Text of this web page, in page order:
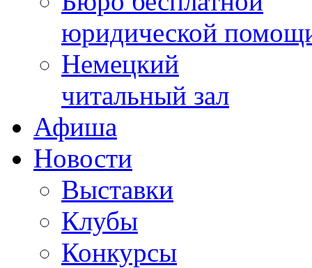
юридической
Немецкий
читальный зал
Афиша
Новости
Выставки
Клубы
Конкурсы